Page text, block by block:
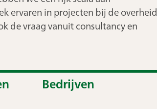
ervaren in projecten bij de overheid
de vraag vanuit consultancy en
Bedrijven